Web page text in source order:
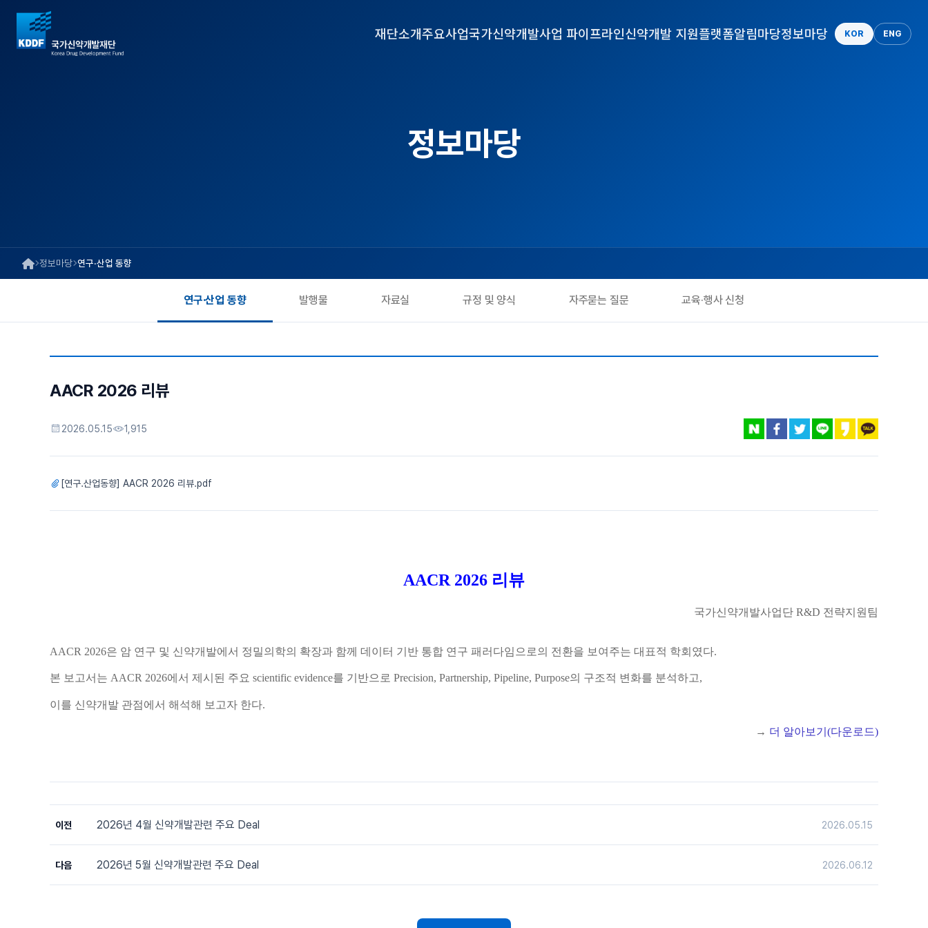
재단소개주요사업국가신약개발사업 파이프라인신약개발 지원플랫폼알림마당정보마당 KOR ENG
정보마당
정보마당 연구·산업 동향
연구·산업 동향 발행물 자료실 규정 및 양식 자주묻는 질문 교육·행사 신청
AACR 2026 리뷰
2026.05.15 1,915
[연구.산업동향] AACR 2026 리뷰.pdf
AACR 2026 리뷰
국가신약개발사업단 R&D 전략지원팀
AACR 2026은 암 연구 및 신약개발에서 정밀의학의 확장과 함께 데이터 기반 통합 연구 패러다임으로의 전환을 보여주는 대표적 학회였다.
본 보고서는 AACR 2026에서 제시된 주요 scientific evidence를 기반으로 Precision, Partnership, Pipeline, Purpose의 구조적 변화를 분석하고,
이를 신약개발 관점에서 해석해 보고자 한다.
→ 더 알아보기(다운로드)
이전 2026년 4월 신약개발관련 주요 Deal 2026.05.15
다음 2026년 5월 신약개발관련 주요 Deal 2026.06.12